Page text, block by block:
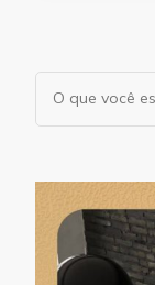
Procurando